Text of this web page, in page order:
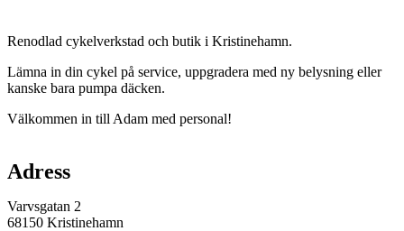
Renodlad cykelverkstad och butik i Kristinehamn.
Lämna in din cykel på service, uppgradera med ny belysning eller
kanske bara pumpa däcken.
Välkommen in till Adam med personal!
Adress
Varvsgatan 2
68150 Kristinehamn